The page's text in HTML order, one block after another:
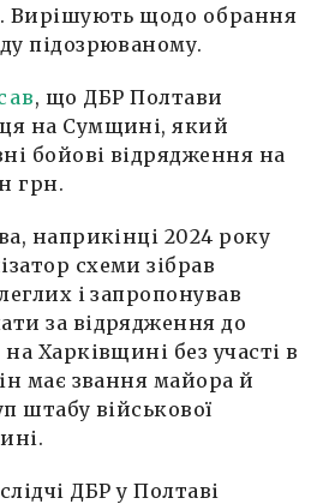
Вирішують щодо обрання
підозрюваному.
, що ДБР Полтави
на Сумщині, який
бойові відрядження на
грн.
наприкінці 2024 року
схеми зібрав
і запропонував
за відрядження до
Харківщині без участі в
має звання майора й
штабу військової
ДБР у Полтаві